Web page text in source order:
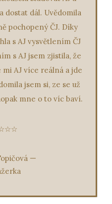
dostat dál. Uvědomila
pochopený ČJ. Díky
s AJ vysvětlením ČJ
s AJ jsem zjistila, že
AJ více reálná a jde
jsem si, ze se už
mne o to víc baví.
—